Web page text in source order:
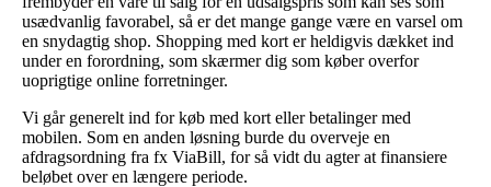
usædvanlig favorabel, så er det mange gange være en varsel om
en snydagtig shop. Shopping med kort er heldigvis dækket ind
under en forordning, som skærmer dig som køber overfor
uoprigtige online forretninger.
Vi går generelt ind for køb med kort eller betalinger med
mobilen. Som en anden løsning burde du overveje en
afdragsordning fra fx ViaBill, for så vidt du agter at finansiere
beløbet over en længere periode.